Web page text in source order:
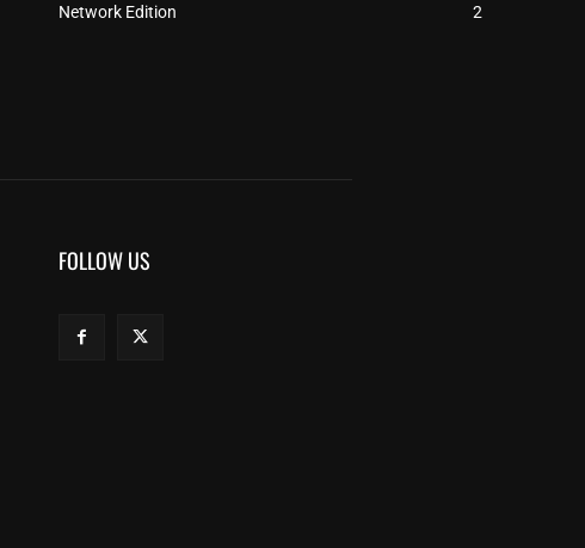
Network Edition
2
FOLLOW US